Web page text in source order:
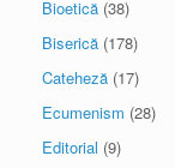
Bioetică (38)
Biserică (178)
Cateheză (17)
Ecumenism (28)
Editorial (9)